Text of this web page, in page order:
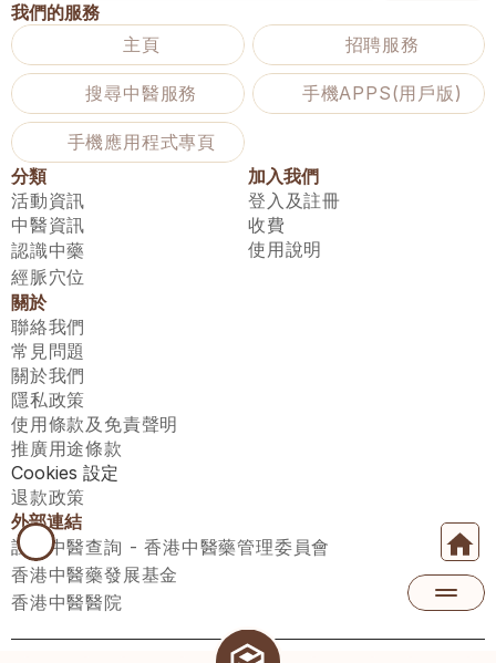
我們的服務
主頁
招聘服務
搜尋中醫服務 手機APPS(用戶版)
手機應用程式專頁
分類
活動資訊
中醫資訊
認識中藥
經脈穴位
加入我們
登入及註冊
收費
使用說明
關於
聯絡我們
常見問題
關於我們
隱私政策
使用條款及免責聲明
推廣用途條款
Cookies 設定
退款政策
外部連結
註冊中醫查詢 - 香港中醫藥管理委員會
香港中醫藥發展基金
香港中醫醫院